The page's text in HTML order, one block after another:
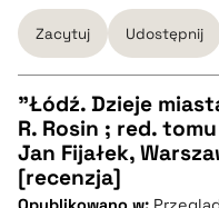
Zacytuj Udostępnij
CZYSTY TEKST
"Łódź. Dzieje
R. Rosin ; red.
Jan Fijałek,
[recenzja]